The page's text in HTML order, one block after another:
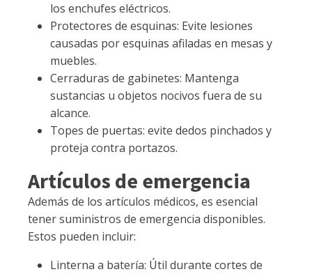
los enchufes eléctricos.
Protectores de esquinas: Evite lesiones
causadas por esquinas afiladas en mesas y
muebles.
Cerraduras de gabinetes: Mantenga
sustancias u objetos nocivos fuera de su
alcance.
Topes de puertas: evite dedos pinchados y
proteja contra portazos.
Artículos de emergencia
Además de los artículos médicos, es esencial
tener suministros de emergencia disponibles.
Estos pueden incluir:
Linterna a batería: Útil durante cortes de